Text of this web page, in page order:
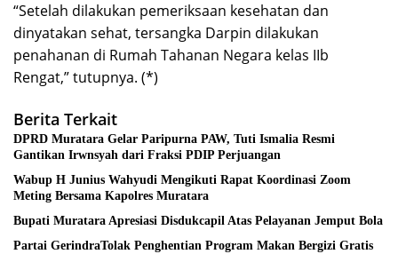
“Setelah dilakukan pemeriksaan kesehatan dan
dinyatakan sehat, tersangka Darpin dilakukan
penahanan di Rumah Tahanan Negara kelas IIb
Rengat,” tutupnya. (*)
Berita Terkait
DPRD Muratara Gelar Paripurna PAW, Tuti Ismalia Resmi
Gantikan Irwnsyah dari Fraksi PDIP Perjuangan
Wabup H Junius Wahyudi Mengikuti Rapat Koordinasi Zoom
Meting Bersama Kapolres Muratara
Bupati Muratara Apresiasi Disdukcapil Atas Pelayanan Jemput Bola
Partai GerindraTolak Penghentian Program Makan Bergizi Gratis